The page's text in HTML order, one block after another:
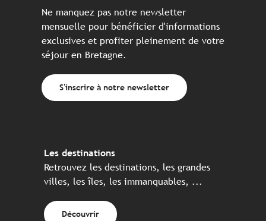
Ne manquez pas notre newsletter
mensuelle pour bénéficier d'informations
exclusives et profiter pleinement de votre
séjour en Bretagne.
S'inscrire à notre newsletter
Les destinations
Retrouvez les destinations, les grandes
villes, les îles, les immanquables, ...
Découvrir